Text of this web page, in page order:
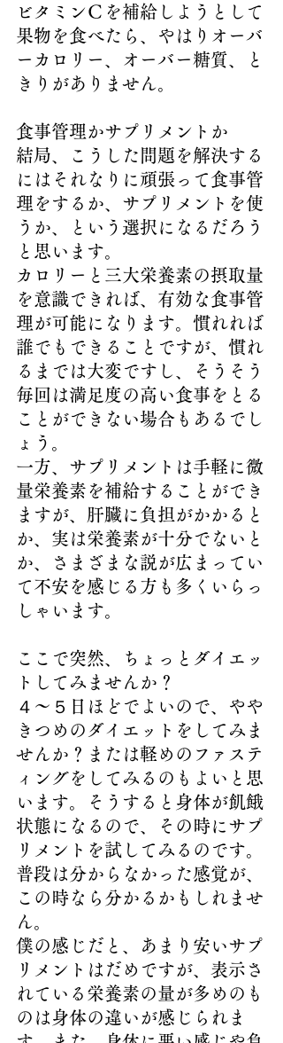
ビタミンＣを補給しようとして
果物を食べたら、やはりオーバ
ーカロリー、オーバー糖質、と
きりがありません。
食事管理かサプリメントか
結局、こうした問題を解決する
にはそれなりに頑張って食事管
理をするか、サプリメントを使
うか、という選択になるだろう
と思います。
カロリーと三大栄養素の摂取量
を意識できれば、有効な食事管
理が可能になります。慣れれば
誰でもできることですが、慣れ
るまでは大変ですし、そうそう
毎回は満足度の高い食事をとる
ことができない場合もあるでし
ょう。
一方、サプリメントは手軽に微
量栄養素を補給することができ
ますが、肝臓に負担がかかると
か、実は栄養素が十分でないと
か、さまざまな説が広まってい
て不安を感じる方も多くいらっ
しゃいます。
ここで突然、ちょっとダイエッ
トしてみませんか？
４～５日ほどでよいので、やや
きつめのダイエットをしてみま
せんか？または軽めのファステ
ィングをしてみるのもよいと思
います。そうすると身体が飢餓
状態になるので、その時にサプ
リメントを試してみるのです。
普段は分からなかった感覚が、
この時なら分かるかもしれませ
ん。
僕の感じだと、あまり安いサプ
リメントはだめですが、表示さ
れている栄養素の量が多めのも
のは身体の違いが感じられま